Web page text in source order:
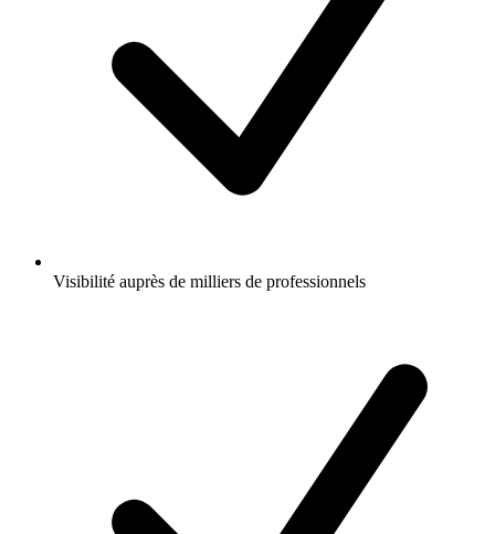
Visibilité auprès de milliers de professionnels